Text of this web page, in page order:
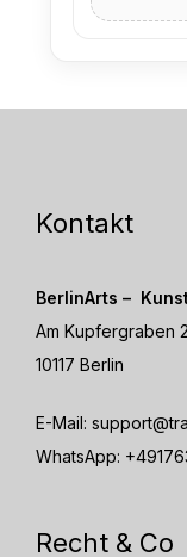
Kontakt
BerlinArts –
Am Kupfergraben
10117 Berlin
E-Mail:
WhatsApp:
Recht & Co